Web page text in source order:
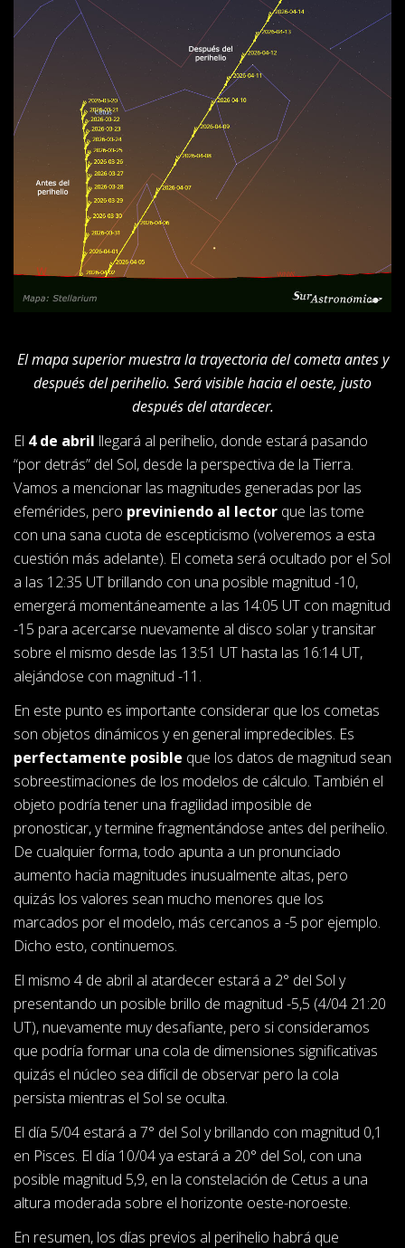
El mapa superior muestra la trayectoria del cometa antes y
después del perihelio. Será visible hacia el oeste, justo
después del atardecer.
El 4 de abril llegará al perihelio, donde estará pasando
“por detrás” del Sol, desde la perspectiva de la Tierra.
Vamos a mencionar las magnitudes generadas por las
efemérides, pero previniendo al lector que las tome
con una sana cuota de escepticismo (volveremos a esta
cuestión más adelante). El cometa será ocultado por el Sol
a las 12:35 UT brillando con una posible magnitud -10,
emergerá momentáneamente a las 14:05 UT con magnitud
-15 para acercarse nuevamente al disco solar y transitar
sobre el mismo desde las 13:51 UT hasta las 16:14 UT,
alejándose con magnitud -11.
En este punto es importante considerar que los cometas
son objetos dinámicos y en general impredecibles. Es
perfectamente posible que los datos de magnitud sean
sobreestimaciones de los modelos de cálculo. También el
objeto podría tener una fragilidad imposible de
pronosticar, y termine fragmentándose antes del perihelio.
De cualquier forma, todo apunta a un pronunciado
aumento hacia magnitudes inusualmente altas, pero
quizás los valores sean mucho menores que los
marcados por el modelo, más cercanos a -5 por ejemplo.
Dicho esto, continuemos.
El mismo 4 de abril al atardecer estará a 2° del Sol y
presentando un posible brillo de magnitud -5,5 (4/04 21:20
UT), nuevamente muy desafiante, pero si consideramos
que podría formar una cola de dimensiones significativas
quizás el núcleo sea difícil de observar pero la cola
persista mientras el Sol se oculta.
El día 5/04 estará a 7° del Sol y brillando con magnitud 0,1
en Pisces. El día 10/04 ya estará a 20° del Sol, con una
posible magnitud 5,9, en la constelación de Cetus a una
altura moderada sobre el horizonte oeste-noroeste.
En resumen, los días previos al perihelio habrá que